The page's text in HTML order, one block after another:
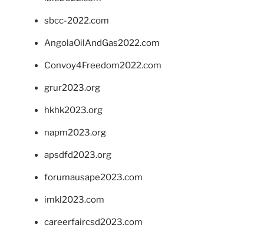
sbcc-2022.com
AngolaOilAndGas2022.com
Convoy4Freedom2022.com
grur2023.org
hkhk2023.org
napm2023.org
apsdfd2023.org
forumausape2023.com
imkl2023.com
careerfaircsd2023.com